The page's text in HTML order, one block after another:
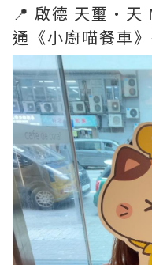
📍 啟德 天璽·天
通《小廚喵餐車